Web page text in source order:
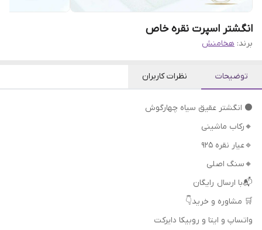
انگشتر اسپرت نقره خاص
برند: هخامنش
توضیحات نظرات کاربران
⚫ انگشتر عقیق سیاه چهارگوش
🔸رکاب ماشینی
🔹عیار نقره 925
🔸سنگ اصلی
📬با ارسال رایگان
🛒 مشاوره و خرید👇
واتساپ و ایتا و روبیکا دایرکت